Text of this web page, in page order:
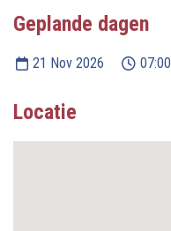
Geplande dagen
21 Nov 2026 07:00
Locatie